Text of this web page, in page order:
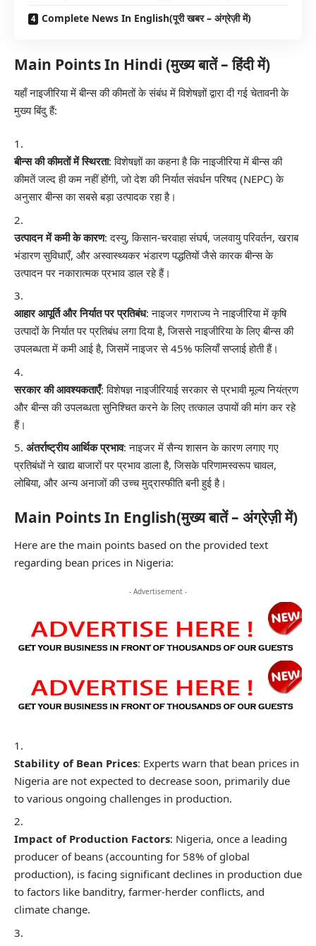
Complete News In English(पूरी खबर – अंग्रेज़ी में)
Main Points In Hindi (मुख्य बातें – हिंदी में)
यहाँ नाइजीरिया में बीन्स की कीमतों के संबंध में विशेषज्ञों द्वारा दी गई चेतावनी के
मुख्य बिंदु हैं:
बीन्स की कीमतों में स्थिरता: विशेषज्ञों का कहना है कि नाइजीरिया में बीन्स की
कीमतें जल्द ही कम नहीं होंगी, जो देश की निर्यात संवर्धन परिषद (NEPC) के
अनुसार बीन्स का सबसे बड़ा उत्पादक रहा है।
उत्पादन में कमी के कारण: दस्यु, किसान-चरवाहा संघर्ष, जलवायु परिवर्तन, खराब
भंडारण सुविधाएँ, और अस्वास्थ्यकर भंडारण पद्धतियों जैसे कारक बीन्स के
उत्पादन पर नकारात्मक प्रभाव डाल रहे हैं।
आहार आपूर्ति और निर्यात पर प्रतिबंध: नाइजर गणराज्य ने नाइजीरिया में कृषि
उत्पादों के निर्यात पर प्रतिबंध लगा दिया है, जिससे नाइजीरिया के लिए बीन्स की
उपलब्धता में कमी आई है, जिसमें नाइजर से 45% फलियाँ सप्लाई होती हैं।
सरकार की आवश्यकताएँ: विशेषज्ञ नाइजीरियाई सरकार से प्रभावी मूल्य नियंत्रण
और बीन्स की उपलब्धता सुनिश्चित करने के लिए तत्काल उपायों की मांग कर रहे
हैं।
अंतर्राष्ट्रीय आर्थिक प्रभाव: नाइजर में सैन्य शासन के कारण लगाए गए
प्रतिबंधों ने खाद्य बाजारों पर प्रभाव डाला है, जिसके परिणामस्वरूप चावल,
लोबिया, और अन्य अनाजों की उच्च मुद्रास्फीति बनी हुई है।
Main Points In English(मुख्य बातें – अंग्रेज़ी में)
Here are the main points based on the provided text
regarding bean prices in Nigeria:
- Advertisement -
Stability of Bean Prices: Experts warn that bean prices in
Nigeria are not expected to decrease soon, primarily due
to various ongoing challenges in production.
Impact of Production Factors: Nigeria, once a leading
producer of beans (accounting for 58% of global
production), is facing significant declines in production due
to factors like banditry, farmer-herder conflicts, and
climate change.